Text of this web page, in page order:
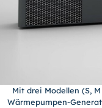
Mit drei Modellen (S,
Wärmepumpen-